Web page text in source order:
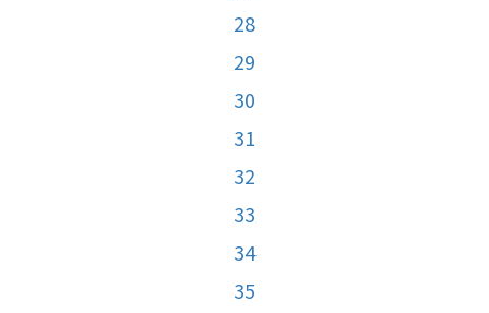
28
29
30
31
32
33
34
35